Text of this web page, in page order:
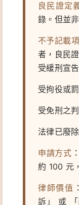
良民證定
錄。但並
不予記載
者，良民
受緩刑宣
受拘役或
受免刑之
法律已廢
申請方式
約 100 元
律師價值
訴」 或